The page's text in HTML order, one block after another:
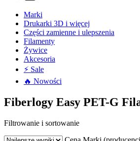
Marki
Drukarki 3D i więcej
Części zamienne i ulepszenia
Filamenty
Żywice
Akcesoria
⚡ Sale
🔥 Nowości
Fiberlogy Easy PET-G
Filtrowanie i sortowanie